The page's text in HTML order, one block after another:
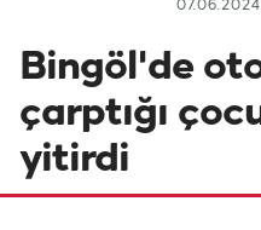
Bingöl'de
çarptığı
yitirdi